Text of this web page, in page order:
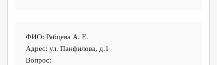
ФИО: Рябцева А. Е.
Адрес: ул. Панфилова, д.1
Вопрос: